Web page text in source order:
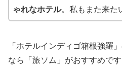
ゃれなホテル。私もまた来た
「ホテルインディゴ箱根強羅
なら「旅ソム」がおすすめです